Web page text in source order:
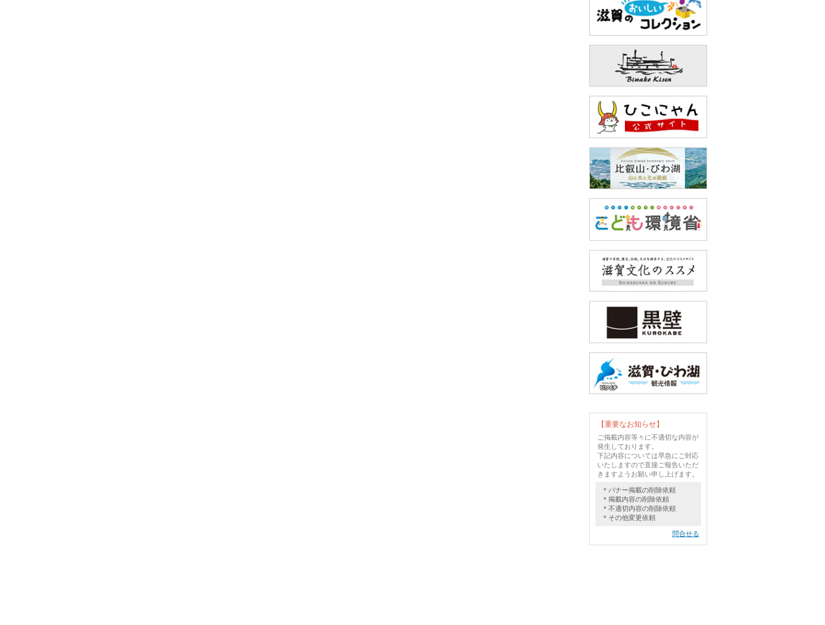
【重要なお知らせ】
ご掲載内容等々に不適切な内容が
発生しております。
下記内容については早急にご対応
いたしますので直接ご報告いただ
きますようお願い申し上げます。
＊バナー掲載の削除依頼
＊掲載内容の削除依頼
＊不適切内容の削除依頼
＊その他変更依頼
問合せる